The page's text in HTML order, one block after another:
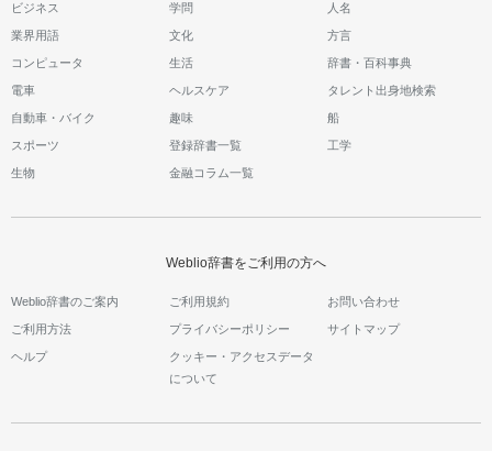
ビジネス 学問 人名
業界用語 文化 方言
コンピュータ 生活 辞書・百科事典
電車 ヘルスケア タレント出身地検索
自動車・バイク 趣味 船
スポーツ 登録辞書一覧 工学
生物 金融コラム一覧
Weblio辞書をご利用の方へ
Weblio辞書のご案内 ご利用規約 お問い合わせ
ご利用方法 プライバシーポリシー サイトマップ
ヘルプ
クッキー・アクセスデータ
について